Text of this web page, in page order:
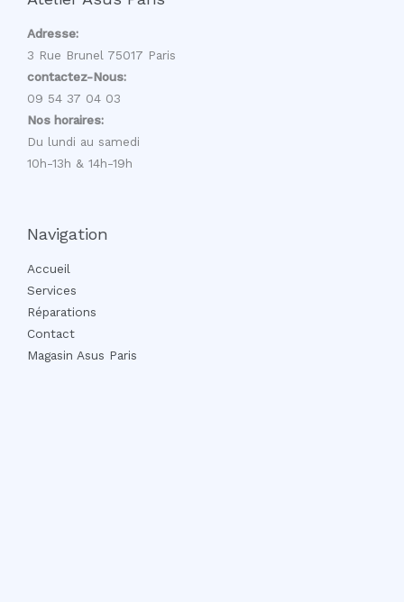
Adresse:
3 Rue Brunel 75017 Paris
contactez-Nous:
09 54 37 04 03
Nos horaires:
Du lundi au samedi
10h-13h & 14h-19h
Navigation
Accueil
Services
Réparations
Contact
Magasin Asus Paris